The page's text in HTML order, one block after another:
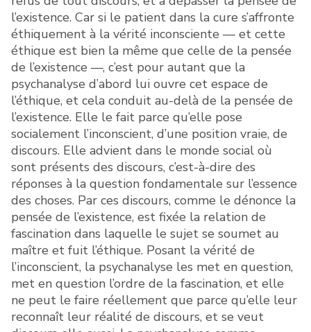
l’existence. Car si le patient dans la cure s’affronte
éthiquement à la vérité inconsciente — et cette
éthique est bien la même que celle de la pensée
de l’existence —, c’est pour autant que la
psychanalyse d’abord lui ouvre cet espace de
l’éthique, et cela conduit au-delà de la pensée de
l’existence. Elle le fait parce qu’elle pose
socialement l’inconscient, d’une position vraie, de
discours. Elle advient dans le monde social où
sont présents des discours, c’est-à-dire des
réponses à la question fondamentale sur l’essence
des choses. Par ces discours, comme le dénonce la
pensée de l’existence, est fixée la relation de
fascination dans laquelle le sujet se soumet au
maître et fuit l’éthique. Posant la vérité de
l’inconscient, la psychanalyse les met en question,
met en question l’ordre de la fascination, et elle
ne peut le faire réellement que parce qu’elle leur
reconnaît leur réalité de discours, et se veut